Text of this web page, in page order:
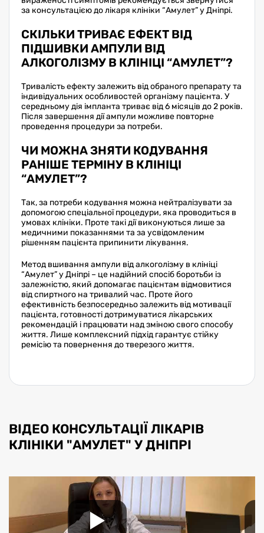
за консультацією до лікаря клініки “Амулет” у Дніпрі.
СКІЛЬКИ ТРИВАЄ ЕФЕКТ ВІД
ПІДШИВКИ АМПУЛИ ВІД
АЛКОГОЛІЗМУ В КЛІНІЦІ “АМУЛЕТ”?
Тривалість ефекту залежить від обраного препарату та
індивідуальних особливостей організму пацієнта. У
середньому дія імпланта триває від 6 місяців до 2 років.
Після завершення дії ампули можливе повторне
проведення процедури за потреби.
ЧИ МОЖНА ЗНЯТИ КОДУВАННЯ
РАНІШЕ ТЕРМІНУ В КЛІНІЦІ
“АМУЛЕТ”?
Так, за потреби кодування можна нейтралізувати за
допомогою спеціальної процедури, яка проводиться в
умовах клініки. Проте такі дії виконуються лише за
медичними показаннями та за усвідомленим
рішенням пацієнта припинити лікування.
Метод вшивання ампули від алкоголізму в клініці
“Амулет” у Дніпрі – це надійний спосіб боротьби із
залежністю, який допомагає пацієнтам відмовитися
від спиртного на тривалий час. Проте його
ефективність безпосередньо залежить від мотивації
пацієнта, готовності дотримуватися лікарських
рекомендацій і працювати над зміною свого способу
життя. Лише комплексний підхід гарантує стійку
ремісію та повернення до тверезого життя.
ВІДЕО КОНСУЛЬТАЦІЇ ЛІКАРІВ
КЛІНІКИ "АМУЛЕТ" У ДНІПРІ